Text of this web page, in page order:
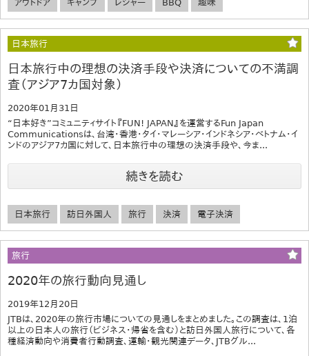
アウトドア キャンプ レジャー BBQ 趣味
日本旅行
日本旅行中の理想の決済手段や決済についての不満調
査（アジア7カ国対象）
2020年01月31日
“日本好き”コミュニティサイト『FUN! JAPAN』を運営するFun Japan
Communicationsは、台湾・香港・タイ・マレーシア・インドネシア・ベトナム・イ
ンドのアジア7カ国に対して、日本旅行中の理想の決済手段や、今ま...
続きを読む
日本旅行 訪日外国人 旅行 決済 電子決済
旅行
2020年の旅行動向見通し
2019年12月20日
JTBは、2020年の旅行市場についての見通しをまとめました。この調査は、1泊
以上の日本人の旅行（ビジネス･帰省を含む）と訪日外国人旅行について、各
種経済動向や消費者行動調査、運輸・観光関連データ、JTBグル...